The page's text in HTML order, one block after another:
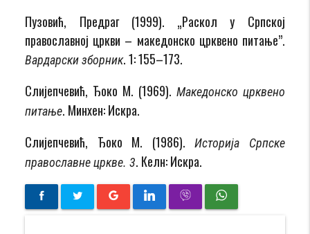
Пузовић, Предраг (1999). „Раскол у Српској
православној цркви – македонско црквено питање”.
Вардарски зборник. 1: 155–173.
Слијепчевић, Ђоко М. (1969). Македонско црквено
питање. Минхен: Искра.
Слијепчевић, Ђоко М. (1986).Историја Српске
православне цркве. 3. Келн: Искра.